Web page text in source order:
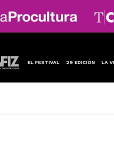
EL FESTIVAL 29 EDICIÓN LA